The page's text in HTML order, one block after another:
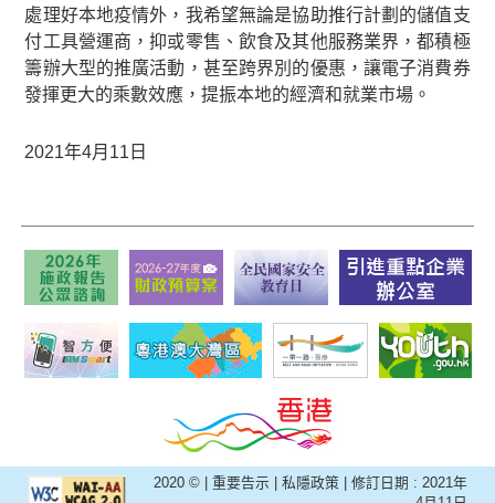
處理好本地疫情外，我希望無論是協助推行計劃的儲值支
付工具營運商，抑或零售、飲食及其他服務業界，都積極
籌辦大型的推廣活動，甚至跨界別的優惠，讓電子消費券
發揮更大的乘數效應，提振本地的經濟和就業市場。
2021年4月11日
2020 © | 重要告示 | 私隱政策 | 修訂日期 : 2021年